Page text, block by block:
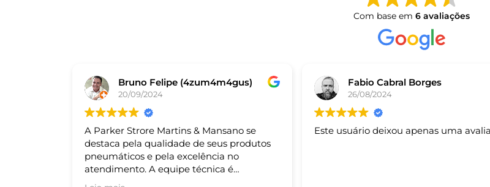
Com base em 6 avaliações
Bruno Felipe (4zum4m4gus)
20/09/2024
A Parker Strore Martins & Mansano se
destaca pela qualidade de seus produtos
pneumáticos e pela excelência no
atendimento. A equipe técnica é
altamente qualificada e sempre pronta
Fabio Cabral Borges
26/08/2024
Este usuário deixou apenas uma